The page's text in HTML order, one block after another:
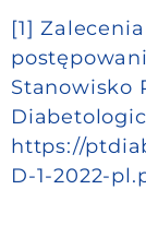
[1]
Stanowisko
https://
D-1-2022-